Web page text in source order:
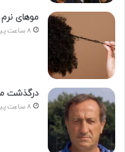
موهای
8 ساعت پیش
درگذشت
8 ساعت پیش